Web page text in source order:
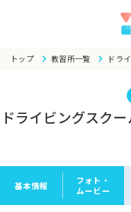
トップ 教習所一覧 ドラ
ドライビングスク
基本情報
フォト・
ムービー